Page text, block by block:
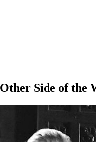
Side of the